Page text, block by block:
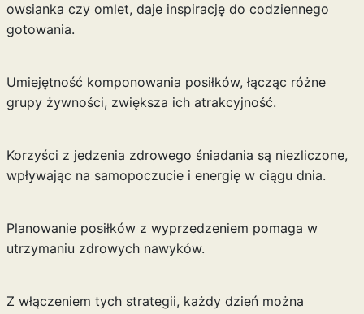
owsianka czy omlet, daje inspirację do codziennego
gotowania.
Umiejętność komponowania posiłków, łącząc różne
grupy żywności, zwiększa ich atrakcyjność.
Korzyści z jedzenia zdrowego śniadania są niezliczone,
wpływając na samopoczucie i energię w ciągu dnia.
Planowanie posiłków z wyprzedzeniem pomaga w
utrzymaniu zdrowych nawyków.
Z włączeniem tych strategii, każdy dzień można